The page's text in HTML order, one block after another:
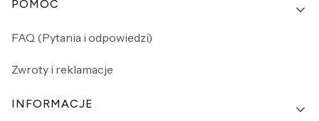
POMOC
FAQ (Pytania i odpowiedzi)
Zwroty i reklamacje
INFORMACJE